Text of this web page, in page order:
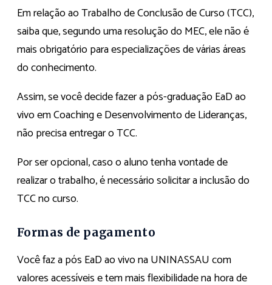
Em relação ao Trabalho de Conclusão de Curso (TCC),
saiba que, segundo uma resolução do MEC, ele não é
mais obrigatório para especializações de várias áreas
do conhecimento.
Assim, se você decide fazer a pós-graduação EaD ao
vivo em Coaching e Desenvolvimento de Lideranças,
não precisa entregar o TCC.
Por ser opcional, caso o aluno tenha vontade de
realizar o trabalho, é necessário solicitar a inclusão do
TCC no curso.
Formas de pagamento
Você faz a pós EaD ao vivo na UNINASSAU com
valores acessíveis e tem mais flexibilidade na hora de